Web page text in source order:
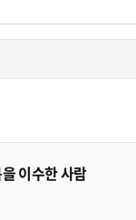
이수한 사람